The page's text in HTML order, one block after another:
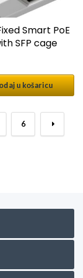
Smart PoE
SFP cage
u košaricu
6 →